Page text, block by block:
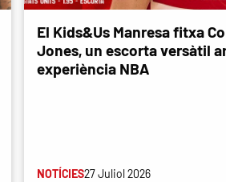
El Kids&Us Manresa fitxa
Jones, un escorta versàtil
experiència NBA
NOTÍCIES27 Juliol 2026